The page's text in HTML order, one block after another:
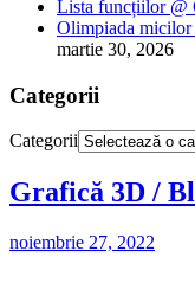
Lista funcțiilor @
Olimpiada micilor
martie 30, 2026
Categorii
Categorii
Grafică 3D /
noiembrie 27, 2022